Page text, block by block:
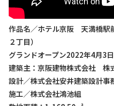
作品名／ホテル京阪 天満橋駅
２丁目）
グランドオープン2022年4月3日
建築主：京阪建物株式会社 株
設計／株式会社安井建築設計事
施工／株式会社鴻池組